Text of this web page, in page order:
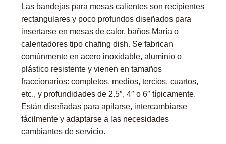
Las bandejas para mesas calientes son recipientes
rectangulares y poco profundos diseñados para
insertarse en mesas de calor, baños María o
calentadores tipo chafing dish. Se fabrican
comúnmente en acero inoxidable, aluminio o
plástico resistente y vienen en tamaños
fraccionarios: completos, medios, tercios, cuartos,
etc., y profundidades de 2.5″, 4″ o 6″ típicamente.
Están diseñadas para apilarse, intercambiarse
fácilmente y adaptarse a las necesidades
cambiantes de servicio.